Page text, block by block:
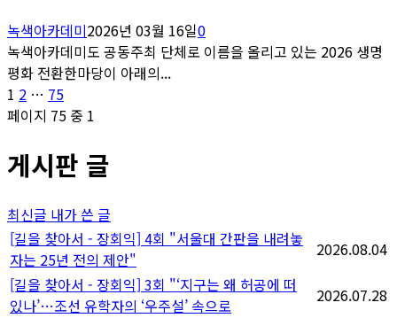
녹색아카데미2026년 03월 16일0
녹색아카데미도 공동주최 단체로 이름을 올리고 있는 2026 생명
평화 전환한마당이 아래의...
글
페
이
지
매
김
페
이
1 페
이
2 … 페
이
75
페이지 75 중 1
게시판 글
최신글 내가 쓴 글
[길을 찾아서 - 장회익] 4회 "서울대 간판을 내려놓
자는 25년 전의 제안"
2026.08.04
[길을 찾아서 - 장회익] 3회 "‘지구는 왜 허공에 떠
있나’…조선 유학자의 ‘우주설’ 속으로
2026.07.28